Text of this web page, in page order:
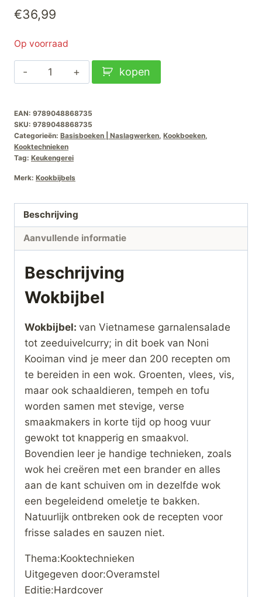
€36,99
Op voorraad
Wokbijbel
aantal
kopen
EAN: 9789048868735
SKU: 9789048868735
Categorieën: Basisboeken | Naslagwerken, Kookboeken,
Kooktechnieken
Tag: Keukengerei
Merk: Kookbijbels
Beschrijving
Aanvullende informatie
Beschrijving
Wokbijbel
Wokbijbel: van Vietnamese garnalensalade
tot zeeduivelcurry; in dit boek van Noni
Kooiman vind je meer dan 200 recepten om
te bereiden in een wok. Groenten, vlees, vis,
maar ook schaaldieren, tempeh en tofu
worden samen met stevige, verse
smaakmakers in korte tijd op hoog vuur
gewokt tot knapperig en smaakvol.
Bovendien leer je handige technieken, zoals
wok hei creëren met een brander en alles
aan de kant schuiven om in dezelfde wok
een begeleidend omeletje te bakken.
Natuurlijk ontbreken ook de recepten voor
frisse salades en sauzen niet.
Thema:Kooktechnieken
Uitgegeven door:Overamstel
Editie:Hardcover